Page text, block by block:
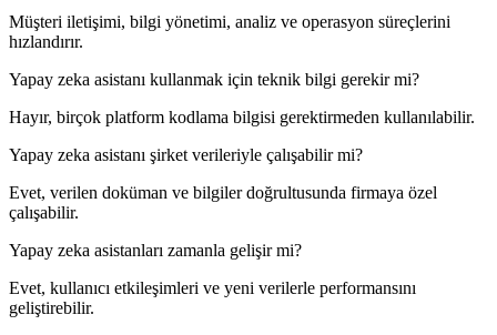
Müşteri iletişimi, bilgi yönetimi, analiz ve operasyon süreçlerini
hızlandırır.
Yapay zeka asistanı kullanmak için teknik bilgi gerekir mi?
Hayır, birçok platform kodlama bilgisi gerektirmeden kullanılabilir.
Yapay zeka asistanı şirket verileriyle çalışabilir mi?
Evet, verilen doküman ve bilgiler doğrultusunda firmaya özel
çalışabilir.
Yapay zeka asistanları zamanla gelişir mi?
Evet, kullanıcı etkileşimleri ve yeni verilerle performansını
geliştirebilir.